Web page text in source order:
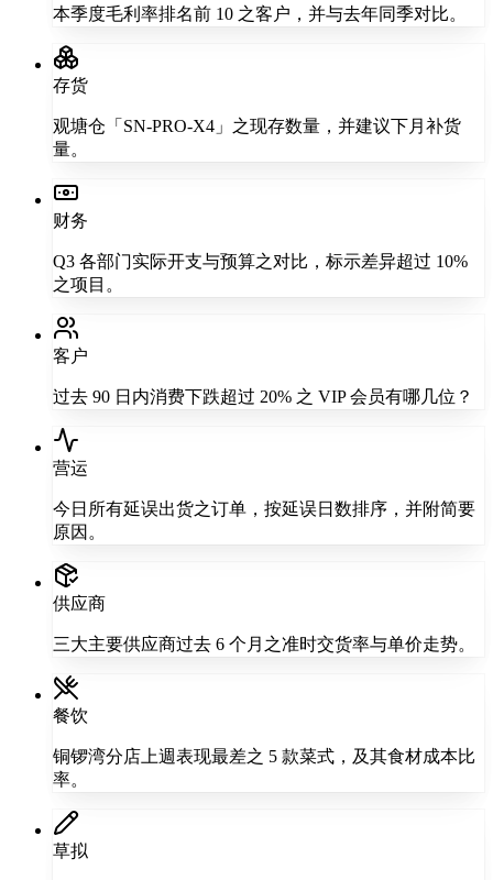
本季度毛利率排名前 10 之客户，并与去年同季对比。
存货
观塘仓「SN-PRO-X4」之现存数量，并建议下月补货
量。
财务
Q3 各部门实际开支与预算之对比，标示差异超过 10%
之项目。
客户
过去 90 日内消费下跌超过 20% 之 VIP 会员有哪几位？
营运
今日所有延误出货之订单，按延误日数排序，并附简要
原因。
供应商
三大主要供应商过去 6 个月之准时交货率与单价走势。
餐饮
铜锣湾分店上週表现最差之 5 款菜式，及其食材成本比
率。
草拟